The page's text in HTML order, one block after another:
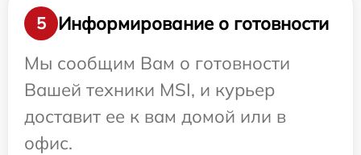
5
Информирование о готовности
Мы сообщим Вам о готовности
Вашей техники MSI, и курьер
доставит ее к вам домой или в
офис.